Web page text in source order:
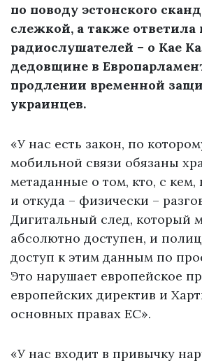
по поводу эстонского
слежкой, а также ответила
радиослушателей – о Кае
дедовщине в
продлении временной
украинцев.
«У нас есть закон, по
мобильной связи обязаны
метаданные о том, кто, с кем,
и откуда – физически –
Дигитальный след, который
абсолютно доступен, и
доступ к этим данным по
Это нарушает европейское
европейских директив и
основных правах ЕС».
«У нас входит в привычку